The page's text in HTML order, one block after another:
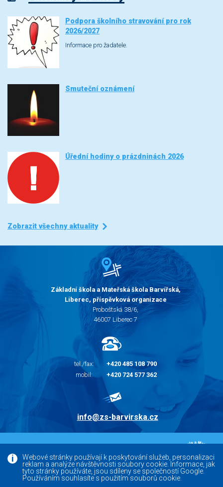
Webové stránky používají k poskytování služeb, personalizaci
reklam a analýze návštěvnosti soubory cookie. Informace, jak
tyto stránky používáte, jsou sdíleny se společností Google.
Používáním souhlasíte s použitím souborů cookie.
Podpora školního stravování pro rok
2026/2027
Informace pro žadatele.
Smuteční oznámení
Úřední hodiny o prázdninách 2026
Zobrazit všechny aktuality
Základní škola a Mateřská škola Barvířská,
Liberec, příspěvková organizace
Proboštská 38/6,
46007 Liberec 7
tel./fax:
+420 485 108 790
mobil:
+420 724 577 362
info@zs-barvirska.cz
Facebook